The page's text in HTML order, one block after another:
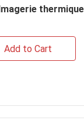
Add to Cart